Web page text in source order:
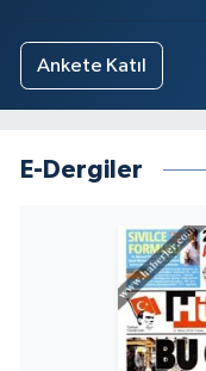
Ankete Katıl
E-Dergiler